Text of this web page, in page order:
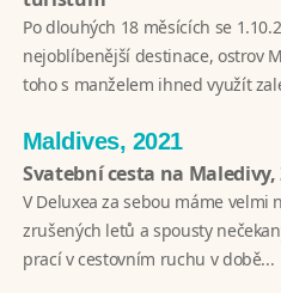
Po dlouhých 18 měsících se
nejoblíbenější destinace, ostrov
toho s manželem ihned využít
Maldives, 2021
Svatební cesta na Maledivy,
V Deluxea za sebou máme velmi
zrušených letů a spousty
prací v cestovním ruchu v době...